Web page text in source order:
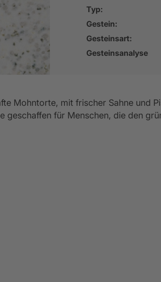
Küchenkatalog KüchenformenWerksbesuch
für Ihre Elektrogeräte
Typ:
Gestein:
Gesteinsart:
Gesteinsanalyse
Mohntorte, mit frischer Sahne und
geschaffen für Menschen, die den